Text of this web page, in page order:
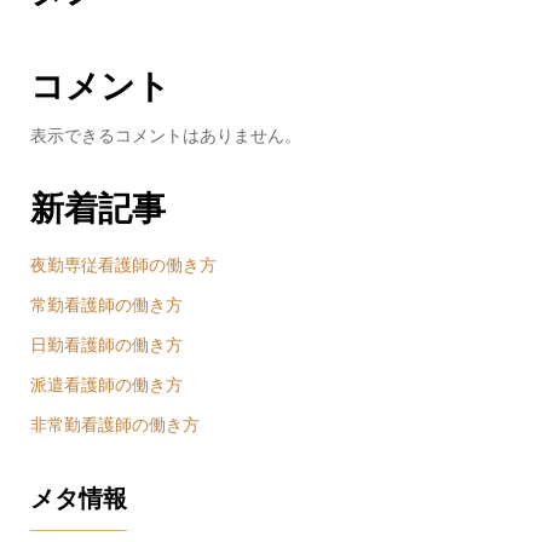
コメント
表示できるコメントはありません。
新着記事
夜勤専従看護師の働き方
常勤看護師の働き方
日勤看護師の働き方
派遣看護師の働き方
非常勤看護師の働き方
メタ情報